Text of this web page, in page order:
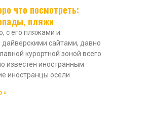
что посмотреть:
пляжи
с его пляжами и
сайтами, давно
курортной зоной всего
известен иностранным
иностранцы осели
»